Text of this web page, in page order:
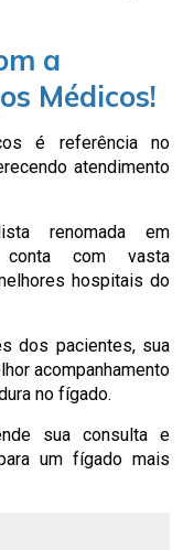
a
Médicos!
é referência no
atendimento
renomada em
conta com vasta
hospitais do
dos pacientes, sua
acompanhamento
no fígado.
sua consulta e
um fígado mais